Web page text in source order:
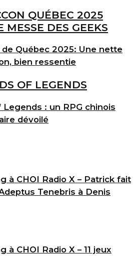
de Québec 2025: Une nette
bien ressentie
Legends : un RPG chinois
dévoilé
à CHOI Radio X – Patrick fait
Tenebris à Denis
à CHOI Radio X – 11 jeux